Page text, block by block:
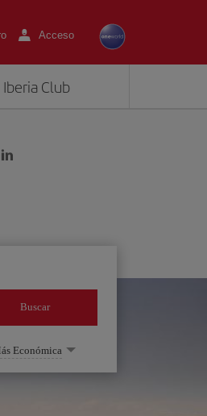
Acceso
Iberia Club
Buscar
Económica